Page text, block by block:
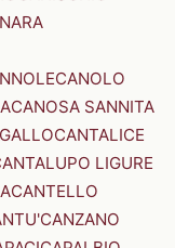
CANOLO
CANOSA SANNITA
CANTALICE
LIGURE
CANTELLO
CANZANO